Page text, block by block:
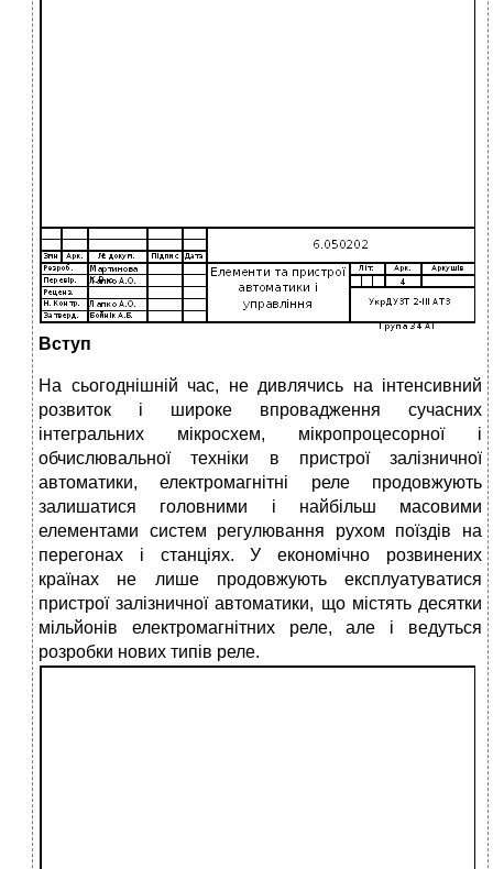
Вступ
На сьогоднішній час, не дивлячись на інтенсивний
розвиток і широке впровадження сучасних
інтегральних мікросхем, мікропроцесорної і
обчислювальної техніки в пристрої залізничної
автоматики, електромагнітні реле продовжують
залишатися головними і найбільш масовими
елементами систем регулювання рухом поїздів на
перегонах і станціях. У економічно розвинених
країнах не лише продовжують експлуатуватися
пристрої залізничної автоматики, що містять десятки
мільйонів електромагнітних реле, але і ведуться
розробки нових типів реле.